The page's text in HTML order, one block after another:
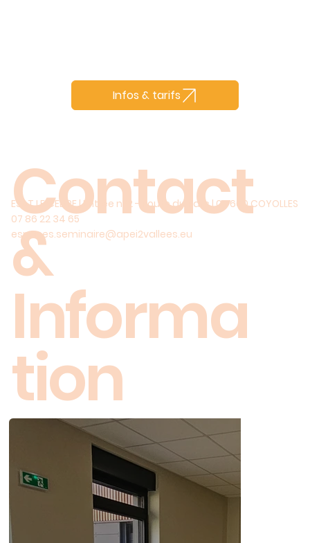
Infos & tarifs
Contact
&
Informa
tion
ESAT LE CEDRE | Entrée n°2 - Route du Parc | 02 600 COYOLLES
07 86 22 34 65
espaces.seminaire@apei2vallees.eu